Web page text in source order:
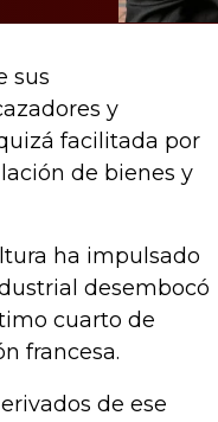
sus
y
facilitada por
de bienes y
ha impulsado
desembocó
cuarto de
francesa.
de ese